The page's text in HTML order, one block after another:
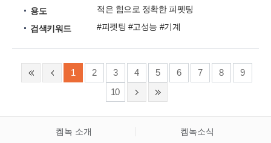
용도
적은 힘으로 정확한 피펫팅
검색키워드
#피펫팅 #고성능 #기계
1 2 3 4 5 6 7 8
9
10
켐녹 소개
켐녹소식